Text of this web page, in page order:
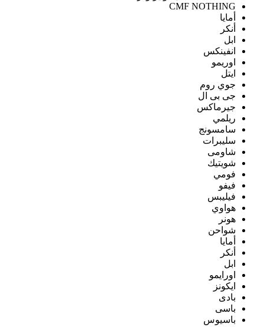
CMF NOTHING
أمايا
أنكر
ابل
انفينكس
اوريمو
ايتل
جوي روم
جى بى ال
جيرماكس
ريلمي
سامسونج
سليبرات
شاومى
شويتيك
فومي
فيفو
فيليبس
هواوي
هونر
شواحن
أمايا
أنكر
ابل
اورايمو
ايكونز
بادى
باسى
باسيوس